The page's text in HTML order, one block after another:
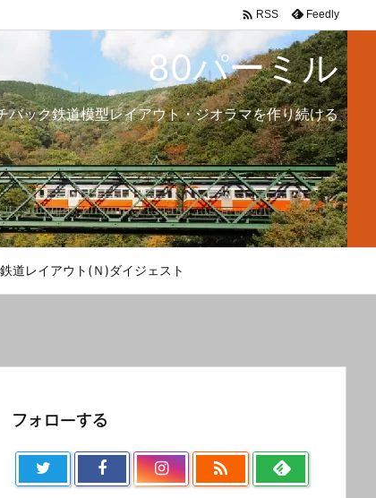
80パーミル
バック鉄道模型レイアウト・ジオラマを作り続ける
道レイアウト(Ｎ)ダイジェスト
 RSS Feedly
フォローする
